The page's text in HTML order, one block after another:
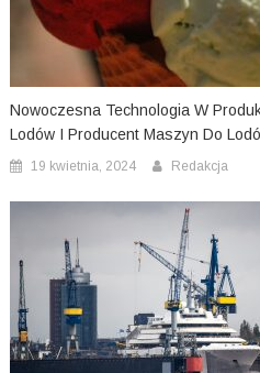
Nowoczesna Technologia W
Lodów I Producent Maszyn Do
19 kwietnia, 2024 Redakcja